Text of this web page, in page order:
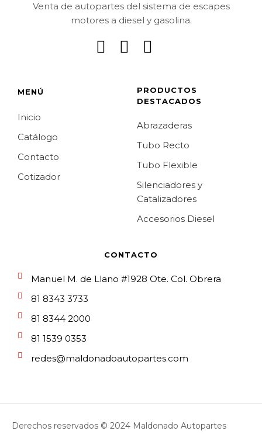
Venta de autopartes del sistema de escapes
motores a diesel y gasolina.
MENÚ
Inicio
Catálogo
Contacto
Cotizador
PRODUCTOS
DESTACADOS
Abrazaderas
Tubo Recto
Tubo Flexible
Silenciadores y
Catalizadores
Accesorios Diesel
CONTACTO
Manuel M. de Llano #1928 Ote. Col. Obrera
81 8343 3733
81 8344 2000
81 1539 0353
redes@maldonadoautopartes.com
Derechos reservados © 2024 Maldonado Autopartes